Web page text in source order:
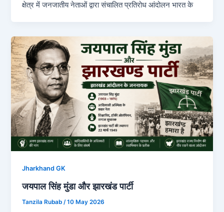
क्षेत्र में जनजातीय नेताओं द्वारा संचालित प्रतिरोध आंदोलन भारत के
Jharkhand GK
जयपाल सिंह मुंडा और झारखंड पार्टी
Tanzila Rubab/10 May 2026